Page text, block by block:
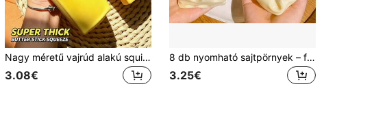
Nagy méretű vajrúd alakú squishy játék, extra vastag és extra puha, lassú visszajugrású, stresszoldó nyomozható játék, aranyos és vidám, szorongáscsillapításhoz és szenzoros játékhoz
3.08€
8 db nyomható sajtpörnyek – formázható, lassan visszajugró kókusszoolajos kézzel készített squishy golyók, stresszoldó játékok | felnőtt ujj-szenzoros játékok – Sunny Day szórakozás, parti ajándékok, ajándéktasak töltője, születésnapi töltő squishy játékok, fidget játékok
3.25€